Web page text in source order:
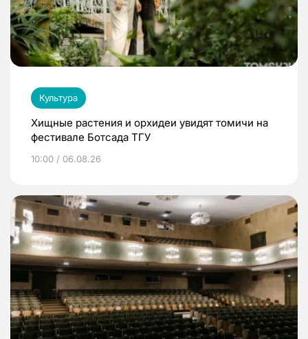
Культура
Хищные растения и орхидеи увидят томичи на
фестивале Ботсада ТГУ
10:00 / 06.08.26